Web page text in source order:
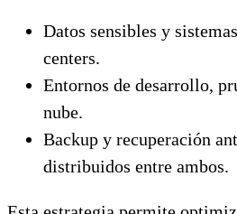
Datos sensibles y
centers.
Entornos de desarrollo,
nube.
Backup y recuperación
distribuidos entre ambos.